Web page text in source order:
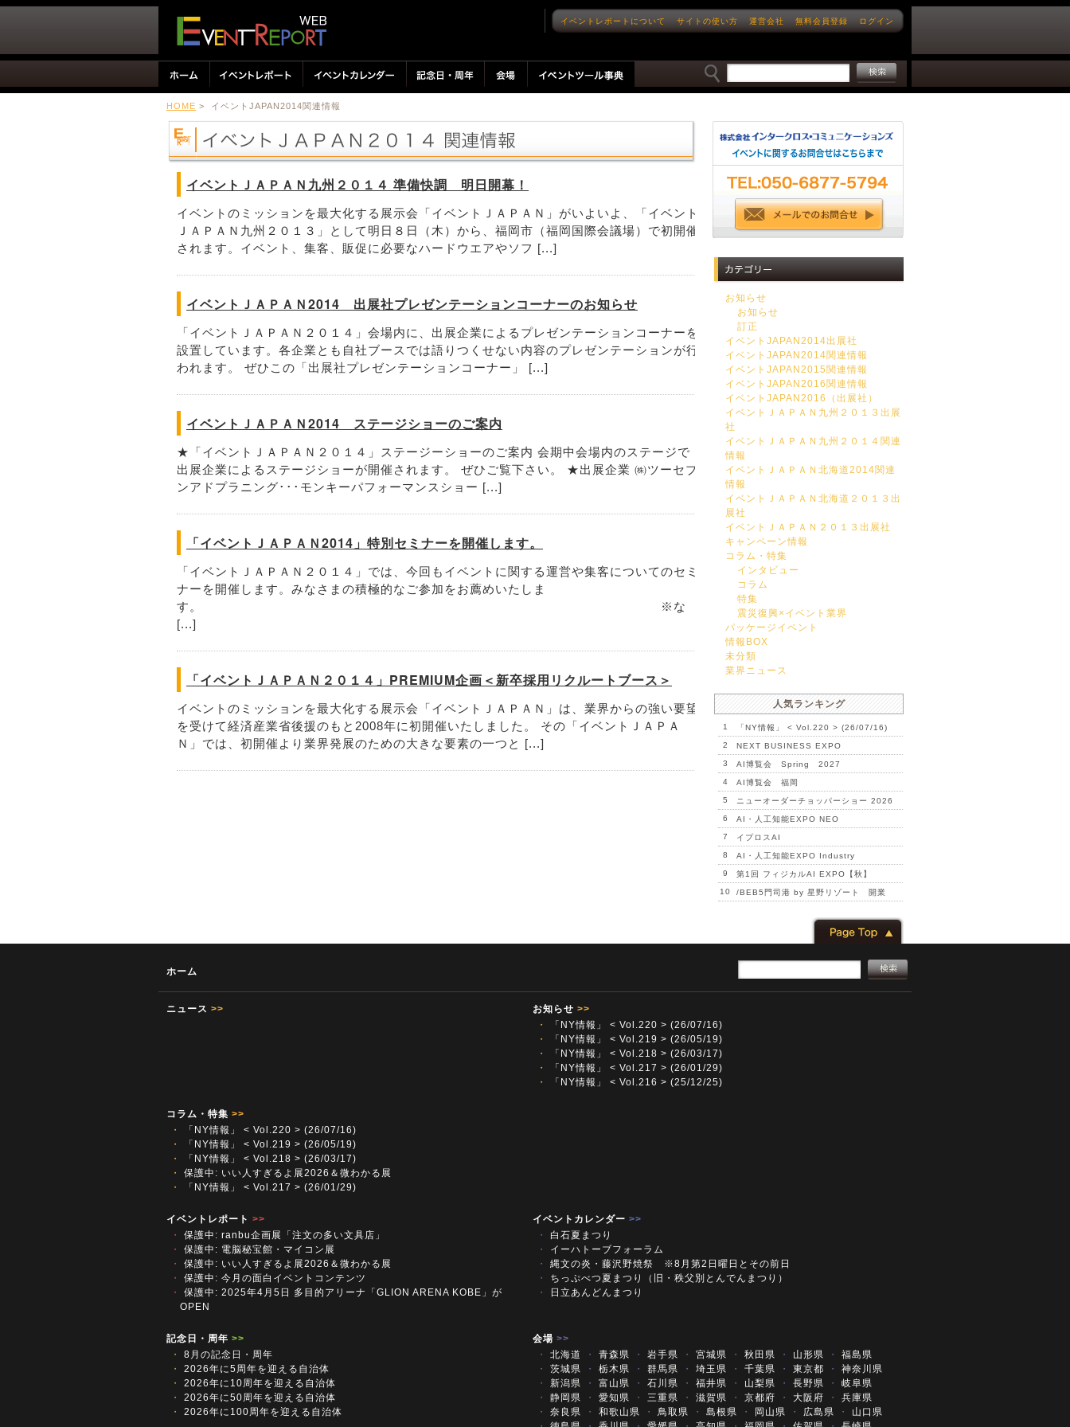
イベントレポートについて サイトの使い方 運営会社 無料会員登録 ログイン
HOME > イベントJAPAN2014関連情報
イベントＪＡＰＡＮ九州２０１４ 準備快調 明日開幕！
イベントのミッションを最大化する展示会「イベントＪＡＰＡＮ」がいよいよ、「イベント
ＪＡＰＡＮ九州２０１３」として明日８日（木）から、福岡市（福岡国際会議場）で初開催
されます。イベント、集客、販促に必要なハードウエアやソフ [...]
イベントＪＡＰＡＮ2014 出展社プレゼンテーションコーナーのお知らせ
「イベントＪＡＰＡＮ２０１４」会場内に、出展企業によるプレゼンテーションコーナーを
設置しています。各企業とも自社ブースでは語りつくせない内容のプレゼンテーションが行
われます。 ぜひこの「出展社プレゼンテーションコーナー」 [...]
イベントＪＡＰＡＮ2014 ステージショーのご案内
★「イベントＪＡＰＡＮ２０１４」ステージーショーのご案内 会期中会場内のステージで
出展企業によるステージショーが開催されます。 ぜひご覧下さい。 ★出展企業 ㈱ツーセブ
ンアドプラニング･･･モンキーパフォーマンスショー [...]
「イベントＪＡＰＡＮ2014」特別セミナーを開催します。
「イベントＪＡＰＡＮ２０１４」では、今回もイベントに関する運営や集客についてのセミ
ナーを開催します。みなさまの積極的なご参加をお薦めいたしま
す。 ※な
[...]
「イベントＪＡＰＡＮ２０１４」PREMIUM企画＜新卒採用リクルートブース＞
イベントのミッションを最大化する展示会「イベントＪＡＰＡＮ」は、業界からの強い要望
を受けて経済産業省後援のもと2008年に初開催いたしました。 その「イベントＪＡＰＡ
Ｎ」では、初開催より業界発展のための大きな要素の一つと [...]
お知らせ
お知らせ
訂正
イベントJAPAN2014出展社
イベントJAPAN2014関連情報
イベントJAPAN2015関連情報
イベントJAPAN2016関連情報
イベントJAPAN2016（出展社）
イベントＪＡＰＡＮ九州２０１３出展
社
イベントＪＡＰＡＮ九州２０１４関連
情報
イベントＪＡＰＡＮ北海道2014関連
情報
イベントＪＡＰＡＮ北海道２０１３出
展社
イベントＪＡＰＡＮ２０１３出展社
キャンペーン情報
コラム・特集
インタビュー
コラム
特集
震災復興×イベント業界
パッケージイベント
情報BOX
未分類
業界ニュース
人気ランキング
1
「NY情報」 < Vol.220 > (26/07/16)
2
NEXT BUSINESS EXPO
3
AI博覧会 Spring 2027
4
AI博覧会 福岡
5
ニューオーダーチョッパーショー 2026
6
AI・人工知能EXPO NEO
7
イプロスAI
8
AI・人工知能EXPO Industry
9
第1回 フィジカルAI EXPO【秋】
10
/BEB5門司港 by 星野リゾート 開業
ホーム
ニュース >> お知らせ >>
・
「NY情報」 < Vol.220 > (26/07/16)
・
「NY情報」 < Vol.219 > (26/05/19)
・
「NY情報」 < Vol.218 > (26/03/17)
・
「NY情報」 < Vol.217 > (26/01/29)
・
「NY情報」 < Vol.216 > (25/12/25)
コラム・特集 >>
・
「NY情報」 < Vol.220 > (26/07/16)
・
「NY情報」 < Vol.219 > (26/05/19)
・
「NY情報」 < Vol.218 > (26/03/17)
・
保護中: いい人すぎるよ展2026＆微わかる展
・
「NY情報」 < Vol.217 > (26/01/29)
イベントレポート >>
・
保護中: ranbu企画展「注文の多い文具店」
・
保護中: 電脳秘宝館・マイコン展
・
保護中: いい人すぎるよ展2026＆微わかる展
・
保護中: 今月の面白イベントコンテンツ
・
保護中: 2025年4月5日 多目的アリーナ「GLION ARENA KOBE」が
OPEN
イベントカレンダー >>
・
白石夏まつり
・
イーハトーブフォーラム
・
縄文の炎・藤沢野焼祭 ※8月第2日曜日とその前日
・
ちっぷべつ夏まつり（旧・秩父別とんでんまつり）
・
日立あんどんまつり
記念日・周年 >>
・
8月の記念日・周年
・
2026年に5周年を迎える自治体
・
2026年に10周年を迎える自治体
・
2026年に50周年を迎える自治体
・
2026年に100周年を迎える自治体
会場 >>
・
北海道 ・ 青森県 ・ 岩手県 ・ 宮城県 ・ 秋田県 ・ 山形県 ・
福島県
・
茨城県 ・ 栃木県 ・ 群馬県 ・ 埼玉県 ・ 千葉県 ・ 東京都 ・
神奈川県
・
新潟県 ・ 富山県 ・ 石川県 ・ 福井県 ・ 山梨県 ・ 長野県 ・
岐阜県
・
静岡県 ・ 愛知県 ・ 三重県 ・ 滋賀県 ・ 京都府 ・ 大阪府 ・
兵庫県
・
奈良県 ・ 和歌山県 ・ 鳥取県 ・ 島根県 ・ 岡山県 ・ 広島県 ・
山口県